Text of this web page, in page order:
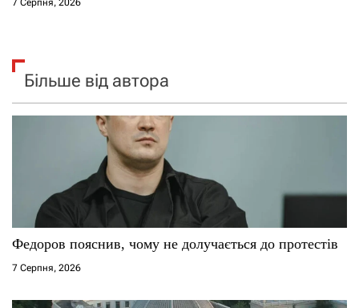
7 Серпня, 2026
Більше від автора
Федоров пояснив, чому не долучається до протестів
7 Серпня, 2026